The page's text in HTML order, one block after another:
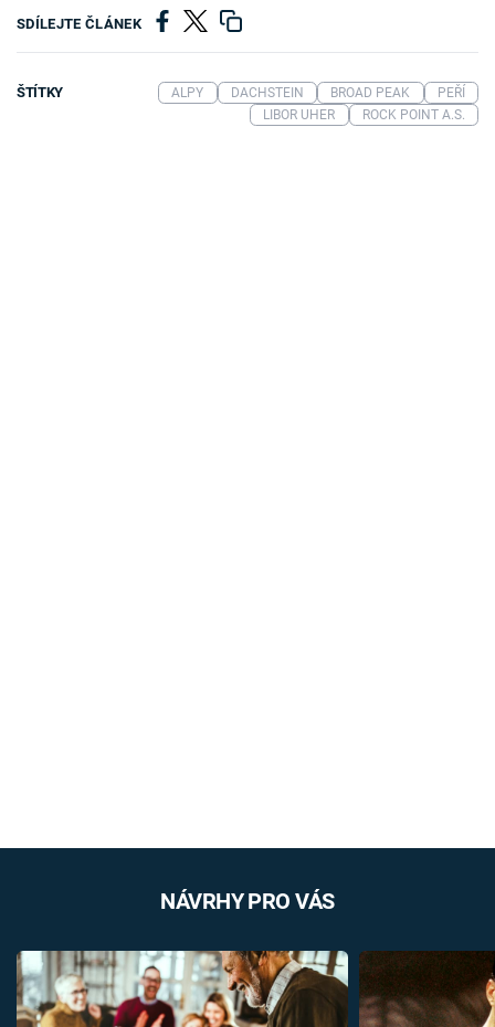
SDÍLEJTE ČLÁNEK
ŠTÍTKY ALPY DACHSTEIN BROAD PEAK
PEŘÍ
LIBOR UHER
ROCK POINT A.S.
NÁVRHY PRO VÁS